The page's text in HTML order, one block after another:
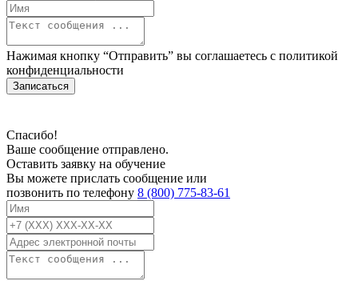
Нажимая кнопку “Отправить” вы соглашаетесь с политикой
конфиденциальности
Записаться
Спасибо!
Ваше сообщение отправлено.
Оставить заявку на обучение
Вы можете прислать сообщение или
позвонить по телефону 8 (800) 775-83-61